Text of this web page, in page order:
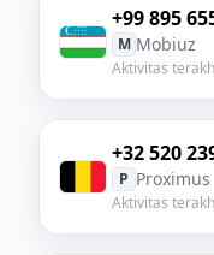
+99 895
M Mobiuz
Aktivitas
+32 520
P Proximus
Aktivitas